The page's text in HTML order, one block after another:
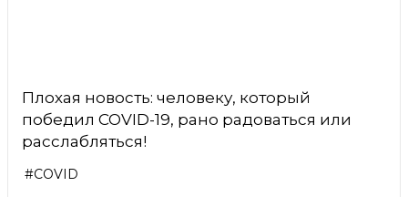
Плохая новость: человеку, который
победил COVID-19, рано радоваться или
расслабляться!
#COVID